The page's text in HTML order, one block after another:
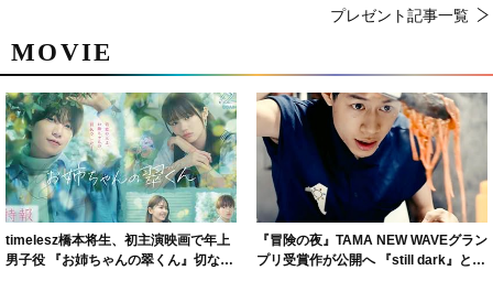
MOVIE
timelesz橋本将生、初主演映画で年上
男子役 『お姉ちゃんの翠くん』切ない
『冒険の夜』TAMA NEW WAVEグラン
プリ受賞作が公開へ 『still dark』と同
プレゼント記事一覧